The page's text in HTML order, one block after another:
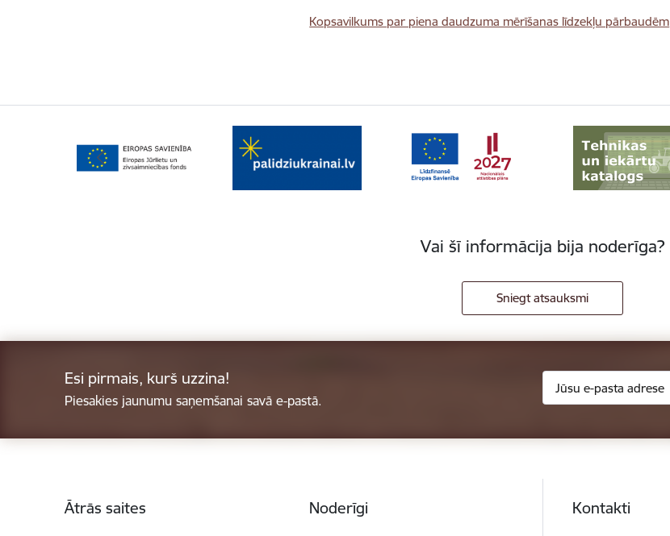
Kopsavilkums par piena daudzuma mērīšanas līdzekļu pārbaudēm
Vai šī informācija bija noderīga?
Sniegt atsauksmi
Esi pirmais, kurš uzzina!
Piesakies jaunumu saņemšanai savā e-pastā.
Ātrās saites Noderīgi Kontakti